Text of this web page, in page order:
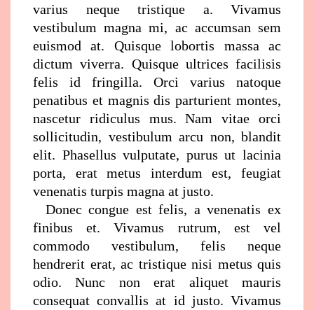
varius neque tristique a. Vivamus
vestibulum magna mi, ac accumsan sem
euismod at. Quisque lobortis massa ac
dictum viverra. Quisque ultrices facilisis
felis id fringilla. Orci varius natoque
penatibus et magnis dis parturient montes,
nascetur ridiculus mus. Nam vitae orci
sollicitudin, vestibulum arcu non, blandit
elit. Phasellus vulputate, purus ut lacinia
porta, erat metus interdum est, feugiat
venenatis turpis magna at justo.
Donec congue est felis, a venenatis ex
finibus et. Vivamus rutrum, est vel
commodo vestibulum, felis neque
hendrerit erat, ac tristique nisi metus quis
odio. Nunc non erat aliquet mauris
consequat convallis at id justo. Vivamus